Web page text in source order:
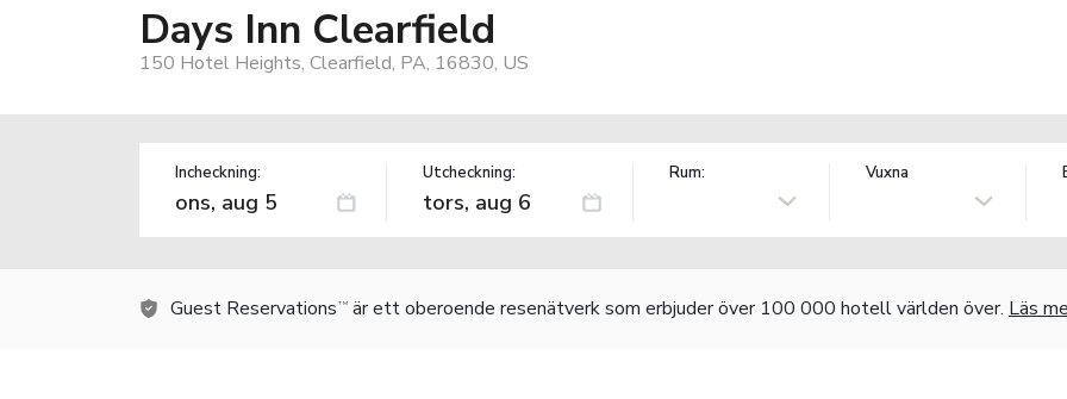
Days Inn Clearfield
150 Hotel Heights, Clearfield, PA, 16830, US
Incheckning: Utcheckning: Rum: Vuxna
Guest Reservations TM är ett oberoende resenätverk som erbjuder över 100 000 hotell världen över. Läs